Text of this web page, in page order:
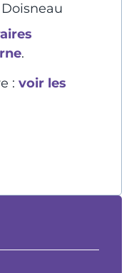
.
: voir les